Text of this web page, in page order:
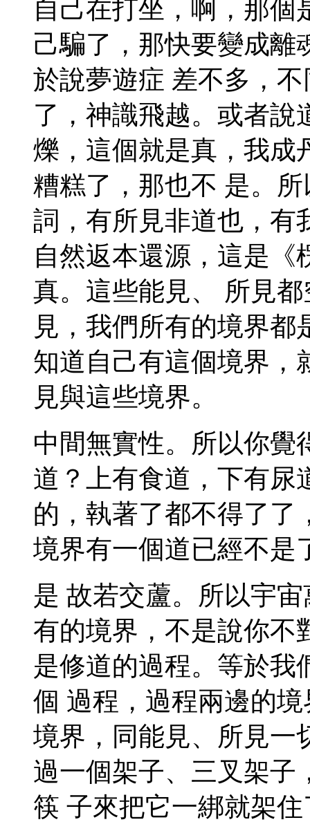
自己在打坐，啊，那個
己騙了，那快要變成離
於說夢遊症 差不多，
了，神識飛越。或者說
爍，這個就是真，我成
糟糕了，那也不 是。
詞，有所見非道也，有
自然返本還源，這是《
真。這些能見、 所見
見，我們所有的境界
知道自己有這個境界，
見與這些境界。
中間無實性。所以你覺
道？上有食道，下有尿
的，執著了都不得了了
境界有一個道已經不是
是 故若交蘆。所以宇
有的境界，不是說你不
是修道的過程。等於我
個 過程，過程兩邊的
境界，同能見、所見一
過一個架子、三叉架子
筷 子來把它一綁就架